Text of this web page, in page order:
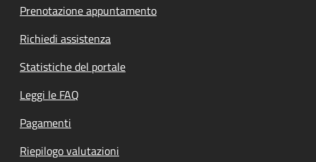
Prenotazione appuntamento
Richiedi assistenza
Statistiche del portale
Leggi le FAQ
Pagamenti
Riepilogo valutazioni